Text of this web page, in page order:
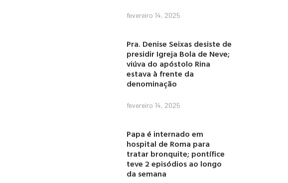
fevereiro 14, 2025
Pra. Denise Seixas desiste de
presidir Igreja Bola de Neve;
viúva do apóstolo Rina
estava à frente da
denominação
fevereiro 14, 2025
Papa é internado em
hospital de Roma para
tratar bronquite; pontífice
teve 2 episódios ao longo
da semana